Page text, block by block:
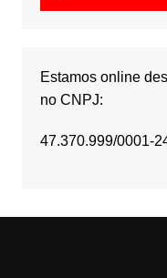
Estamos online
no CNPJ:
47.370.999/0001-